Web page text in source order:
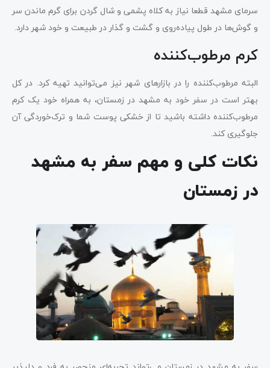
سرمای مشهد قطعا نیاز به کلاه پشمی و شال گردن برای گرم ماندن سر
و گوش‌ها در طول پیاده‌روی و گشت و گذار در طبیعت و خود شهر دارد.
کرم مرطوب‌کننده
البته مرطوب‌کننده را در بازارهای شهر نیز می‌توانید تهیه کرد. در کل
بهتر است در سفر خود به مشهد در زمستان، به همراه خود یک کرم
مرطوب‌کننده داشته باشید تا از خشکی پوست شما و ترک‌خوردگی آن
جلوگیری کند.
نکات کلی و مهم سفر به مشهد
در زمستان